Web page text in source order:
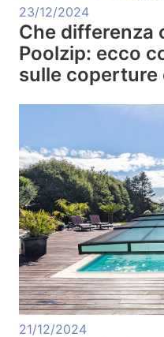
23/12/2024
Che differenza
Poolzip: ecco
sulle coperture
21/12/2024